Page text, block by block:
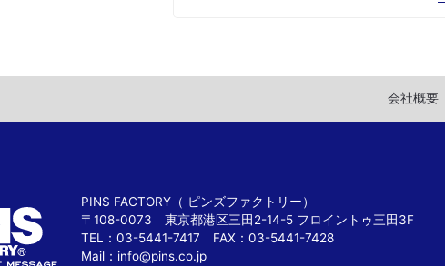
会社概要
PINS FACTORY（ ピンズファクトリー）
〒108-0073 東京都港区三田2-14-5 フロイントゥ三田3F
TEL：03-5441-7417 FAX：03-5441-7428
Mail： info@pins.co.jp